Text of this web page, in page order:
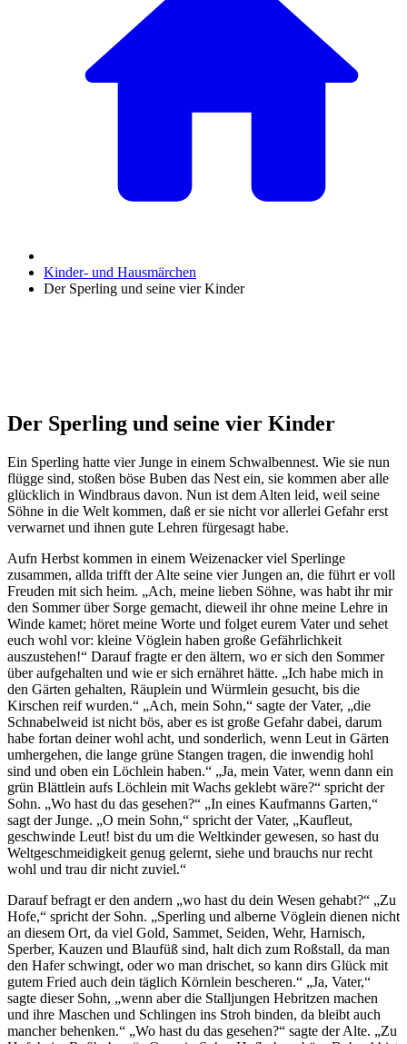
Kinder- und Hausmärchen
Der Sperling und seine vier Kinder
Der Sperling und seine vier Kinder
Ein Sperling hatte vier Junge in einem Schwalbennest. Wie sie nun
flügge sind, stoßen böse Buben das Nest ein, sie kommen aber alle
glücklich in Windbraus davon. Nun ist dem Alten leid, weil seine
Söhne in die Welt kommen, daß er sie nicht vor allerlei Gefahr erst
verwarnet und ihnen gute Lehren fürgesagt habe.
Aufn Herbst kommen in einem Weizenacker viel Sperlinge
zusammen, allda trifft der Alte seine vier Jungen an, die führt er voll
Freuden mit sich heim. „Ach, meine lieben Söhne, was habt ihr mir
den Sommer über Sorge gemacht, dieweil ihr ohne meine Lehre in
Winde kamet; höret meine Worte und folget eurem Vater und sehet
euch wohl vor: kleine Vöglein haben große Gefährlichkeit
auszustehen!“ Darauf fragte er den ältern, wo er sich den Sommer
über aufgehalten und wie er sich ernähret hätte. „Ich habe mich in
den Gärten gehalten, Räuplein und Würmlein gesucht, bis die
Kirschen reif wurden.“ „Ach, mein Sohn,“ sagte der Vater, „die
Schnabelweid ist nicht bös, aber es ist große Gefahr dabei, darum
habe fortan deiner wohl acht, und sonderlich, wenn Leut in Gärten
umhergehen, die lange grüne Stangen tragen, die inwendig hohl
sind und oben ein Löchlein haben.“ „Ja, mein Vater, wenn dann ein
grün Blättlein aufs Löchlein mit Wachs geklebt wäre?“ spricht der
Sohn. „Wo hast du das gesehen?“ „In eines Kaufmanns Garten,“
sagt der Junge. „O mein Sohn,“ spricht der Vater, „Kaufleut,
geschwinde Leut! bist du um die Weltkinder gewesen, so hast du
Weltgeschmeidigkeit genug gelernt, siehe und brauchs nur recht
wohl und trau dir nicht zuviel.“
Darauf befragt er den andern „wo hast du dein Wesen gehabt?“ „Zu
Hofe,“ spricht der Sohn. „Sperling und alberne Vöglein dienen nicht
an diesem Ort, da viel Gold, Sammet, Seiden, Wehr, Harnisch,
Sperber, Kauzen und Blaufüß sind, halt dich zum Roßstall, da man
den Hafer schwingt, oder wo man drischet, so kann dirs Glück mit
gutem Fried auch dein täglich Körnlein bescheren.“ „Ja, Vater,“
sagte dieser Sohn, „wenn aber die Stalljungen Hebritzen machen
und ihre Maschen und Schlingen ins Stroh binden, da bleibt auch
mancher behenken.“ „Wo hast du das gesehen?“ sagte der Alte. „Zu